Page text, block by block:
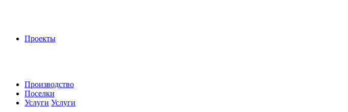
Проекты
Производство
Поселки
Услуги Услуги